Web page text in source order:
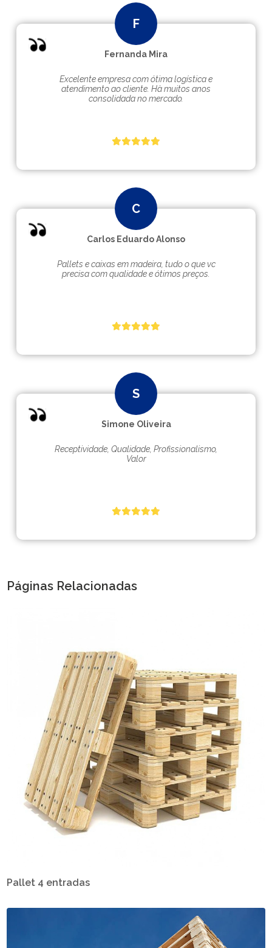
Fernanda Mira
Excelente empresa com ótima logística e
atendimento ao cliente. Hà muitos anos
consolidada no mercado.
Carlos Eduardo Alonso
Pallets e caixas em madeira, tudo o que vc
precisa com qualidade e ótimos preços.
Simone Oliveira
Receptividade, Qualidade, Profissionalismo,
Valor
Páginas Relacionadas
Pallet 4 entradas